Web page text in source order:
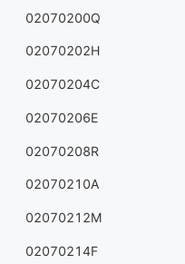
02070200Q
02070202H
02070204C
02070206E
02070208R
02070210A
02070212M
02070214F